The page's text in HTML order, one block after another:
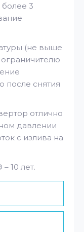
3
(не выше
после снятия
отлично
давлении
с излива на
10 лет.